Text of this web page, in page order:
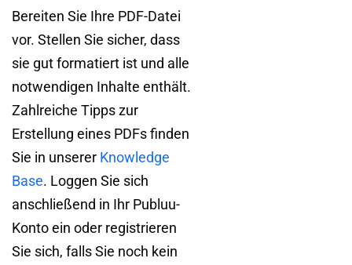
Bereiten Sie Ihre PDF-Datei
vor. Stellen Sie sicher, dass
sie gut formatiert ist und alle
notwendigen Inhalte enthält.
Zahlreiche Tipps zur
Erstellung eines PDFs finden
Sie in unserer Knowledge
Base. Loggen Sie sich
anschließend in Ihr Publuu-
Konto ein oder registrieren
Sie sich, falls Sie noch kein